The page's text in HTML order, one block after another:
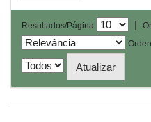
Resultados/Página |